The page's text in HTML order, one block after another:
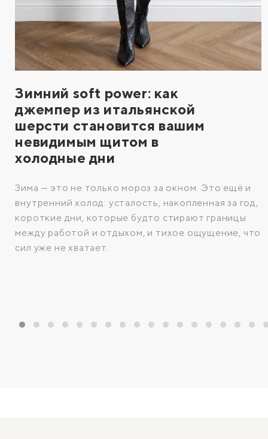
Зимний soft power: как
джемпер из итальянской
шерсти становится вашим
невидимым щитом в
холодные дни
Зима — это не только мороз за окном. Это ещё и
внутренний холод: усталость, накопленная за год,
короткие дни, которые будто стирают границы
между работой и отдыхом, и тихое ощущение, что
сил уже не хватает.